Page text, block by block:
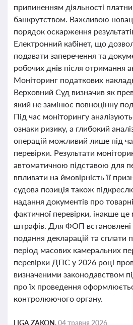
припиненням діяльності
банкрутством. Важливою
порядок оскарження
Електронний кабінет, що
подавати заперечення та
робочих днів після отримання
Моніторинг податкових
Верховний Суд визначив як
який не замінює повноцінну
Під час моніторингу
ознаки ризику, а глибокий
операцій можливий лише під
перевірки. Результати
автоматичною підставою для
впливати на ймовірність її
судова позиція також
надання документів про
фактичної перевірки, інакше
штрафів. Для ФОП встановлені
подання декларацій та сплати
період масових камеральних
перевірки ДПС у 2026 році
визначеними законодавством
про їх проведення
контролюючого органу.
LIGA ZAKON,04 травня 2026